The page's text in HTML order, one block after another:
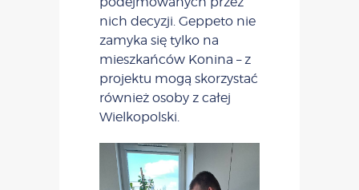
nich decyzji. Geppeto nie
zamyka się tylko na
mieszkańców Konina – z
projektu mogą skorzystać
również osoby z całej
Wielkopolski.